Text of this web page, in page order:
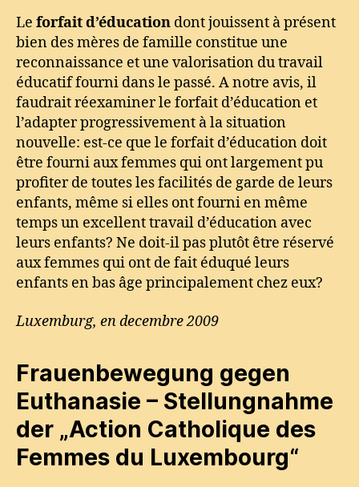
Le forfait d’éducation dont jouissent à présent
bien des mères de famille constitue une
reconnaissance et une valorisation du travail
éducatif fourni dans le passé. A notre avis, il
faudrait réexaminer le forfait d’éducation et
l’adapter progressivement à la situation
nouvelle: est-ce que le forfait d’éducation doit
être fourni aux femmes qui ont largement pu
profiter de toutes les facilités de garde de leurs
enfants, même si elles ont fourni en même
temps un excellent travail d’éducation avec
leurs enfants? Ne doit-il pas plutôt être réservé
aux femmes qui ont de fait éduqué leurs
enfants en bas âge principalement chez eux?
Luxemburg, en decembre 2009
Frauenbewegung gegen
Euthanasie – Stellungnahme
der „Action Catholique des
Femmes du Luxembourg“